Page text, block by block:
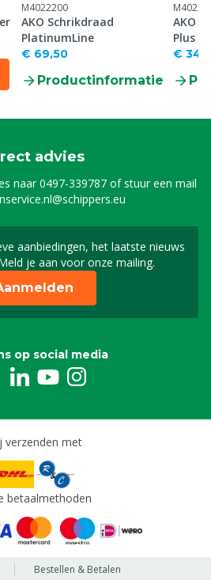
M4022200
AKO Schrikdraad
PlatinumLine
€ 69,50
Productinformatie
AKO
Plus
€
advies
naar0497-339787of stuur een mail
aanbiedingen, het laatste nieuws
je aan voor onze mailing.
Schrijf je in voor onze
op social media
verzenden met
betaalmethoden
Bestellen & Betalen